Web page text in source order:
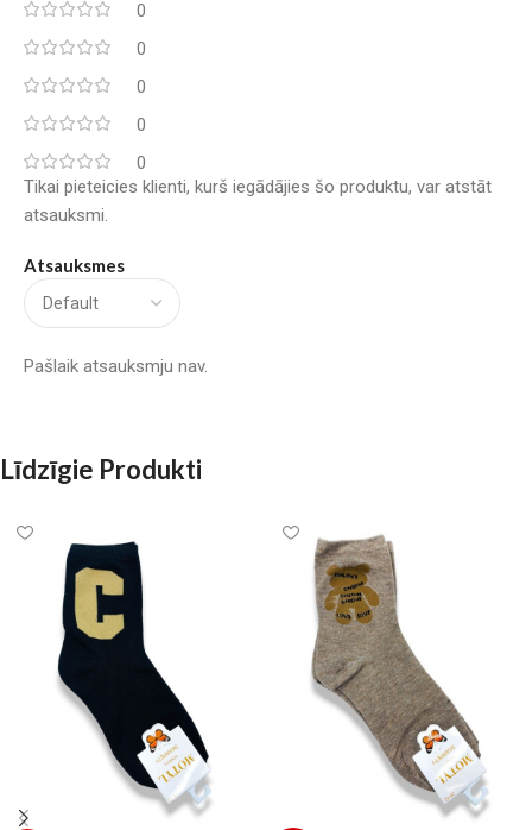
0
0
0
0
0
Atsauksmes
Pašlaik atsauksmju nav.
Tikai pieteicies klienti, kurš iegādājies šo produktu, var atstāt
atsauksmi.
Līdzīgie Produkti